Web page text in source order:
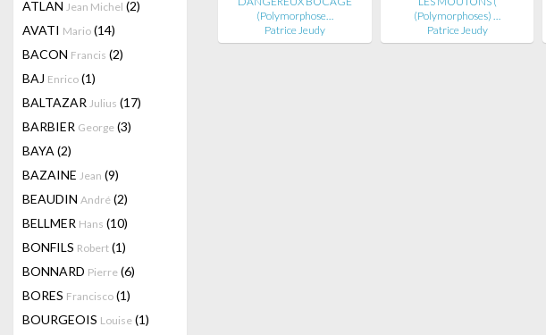
ATLAN Jean Michel (2)
AVATI Mario (14)
BACON Francis (2)
BAJ Enrico (1)
BALTAZAR Julius (17)
BARBIER George (3)
BAYA (2)
BAZAINE Jean (9)
BEAUDIN André (2)
BELLMER Hans (10)
BONFILS Robert (1)
BONNARD Pierre (6)
BORES Francisco (1)
BOURGEOIS Louise (1)
(Polymorphose…
Patrice Jeudy
(Polymorphoses) …
Patrice Jeudy